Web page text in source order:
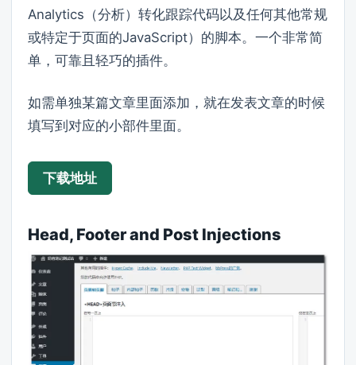
Analytics（分析）转化跟踪代码以及任何其他常规
或特定于页面的JavaScript）的脚本。一个非常简
单，可靠且轻巧的插件。
如需单独某篇文章里面添加，就在发表文章的时候
填写到对应的小部件里面。
下载地址
Head, Footer and Post Injections